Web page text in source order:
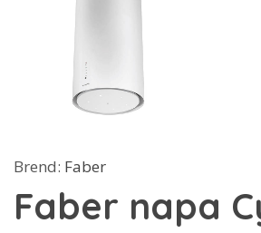
Brend: Faber
Faber napa